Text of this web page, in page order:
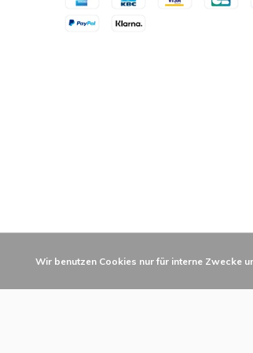
Wir benutzen Cookies nur für interne Zwecke